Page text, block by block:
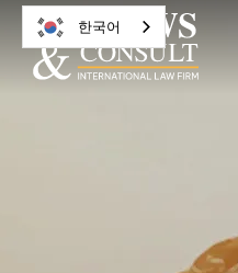
한국어